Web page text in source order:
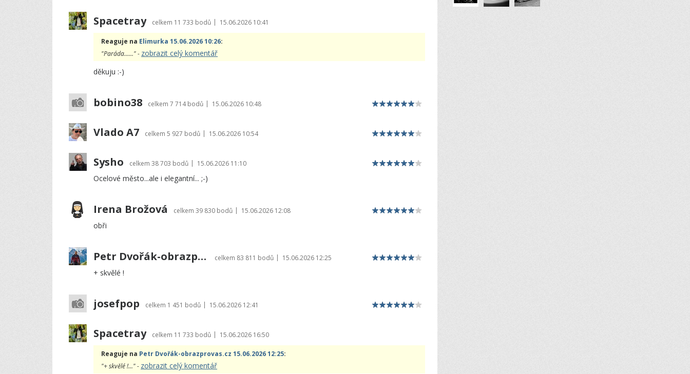
Spacetray celkem 11 733 bodů | 15.06.2026 10:41
Reaguje na Elimurka 15.06.2026 10:26:
"Paráda......" - zobrazit celý komentář
děkuju :-)
bobino38 celkem 7 714 bodů | 15.06.2026 10:48
Vlado A7 celkem 5 927 bodů | 15.06.2026 10:54
Sysho celkem 38 703 bodů | 15.06.2026 11:10
Ocelové město...ale i elegantní... ;-)
Irena Brožová celkem 39 830 bodů | 15.06.2026 12:08
obři
Petr Dvořák-obrazprovas.cz celkem 83 811 bodů | 15.06.2026 12:25
+ skvělé !
josefpop celkem 1 451 bodů | 15.06.2026 12:41
Spacetray celkem 11 733 bodů | 15.06.2026 16:50
Reaguje na Petr Dvořák-obrazprovas.cz 15.06.2026 12:25:
"+ skvělé !..." - zobrazit celý komentář